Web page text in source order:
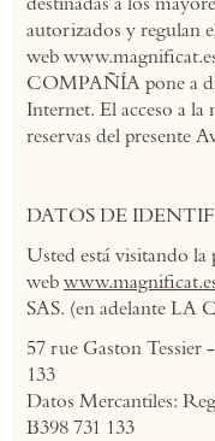
autorizados y regulan
web
COMPAÑÍA pone a
Internet. El acceso a
reservas del presente
DATOS DE
Usted está visitando la
web
SAS. (en adelante LA
57 rue Gaston Tessier
133
Datos Mercantiles:
B398 731 133